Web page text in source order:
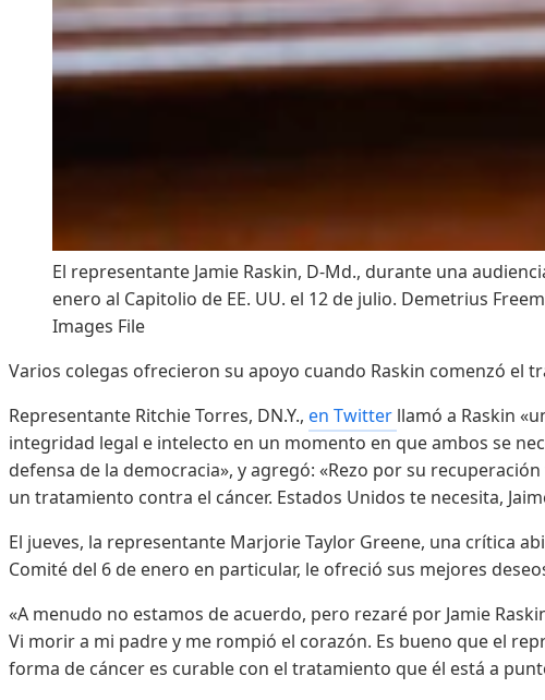
El representante Jamie Raskin, D-Md., durante una
enero al Capitolio de EE. UU. el 12 de julio. Demetrius
Images File
Varios colegas ofrecieron su apoyo cuando Raskin comenzó el
Representante Ritchie Torres, DN.Y., en Twitter llamó a Raskin
integridad legal e intelecto en un momento en que ambos se
defensa de la democracia», y agregó: «Rezo por su
un tratamiento contra el cáncer. Estados Unidos te necesita,
El jueves, la representante Marjorie Taylor Greene, una crítica
Comité del 6 de enero en particular, le ofreció sus mejores
«A menudo no estamos de acuerdo, pero rezaré por Jamie
Vi morir a mi padre y me rompió el corazón. Es bueno que el
forma de cáncer es curable con el tratamiento que él está a